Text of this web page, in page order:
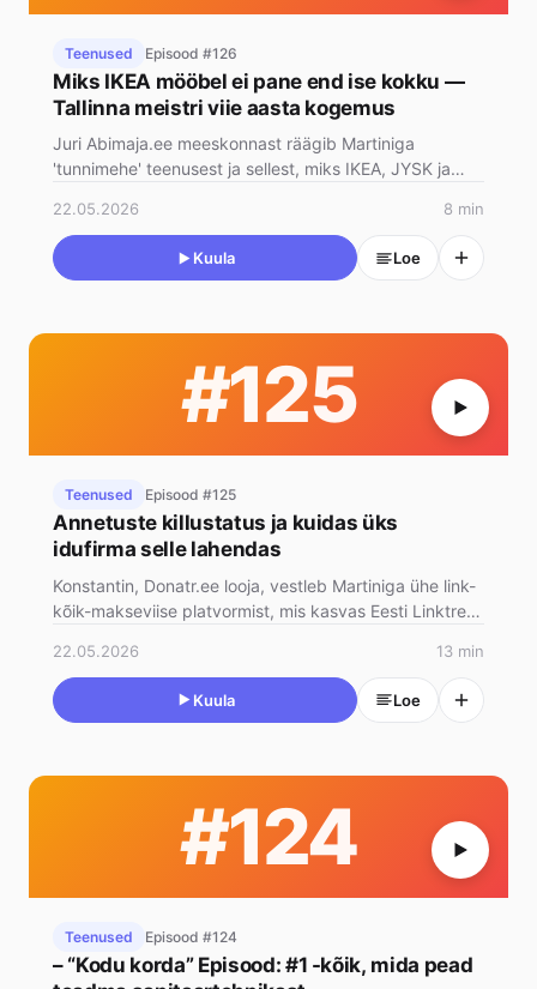
Teenused Episood #126
Miks IKEA mööbel ei pane end ise kokku —
Tallinna meistri viie aasta kogemus
Juri Abimaja.ee meeskonnast räägib Martiniga
'tunnimehe' teenusest ja sellest, miks IKEA, JYSK ja
22.05.2026 8 min
Kuula Loe
#125
Teenused Episood #125
Annetuste killustatus ja kuidas üks
idufirma selle lahendas
Konstantin, Donatr.ee looja, vestleb Martiniga ühe link-
kõik-makseviise platvormist, mis kasvas Eesti Linktree-
22.05.2026 13 min
Kuula Loe
#124
Teenused Episood #124
– “Kodu korda” Episood: #1 -kõik, mida pead